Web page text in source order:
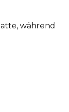
während